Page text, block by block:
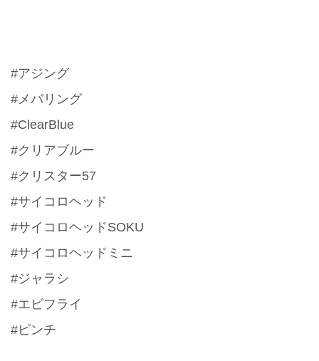
#アジング
#メバリング
#ClearBlue
#クリアブルー
#クリスター57
#サイコロヘッド
#サイコロヘッドSOKU
#サイコロヘッドミニ
#ジャラシ
#エビフライ
#ピンチ